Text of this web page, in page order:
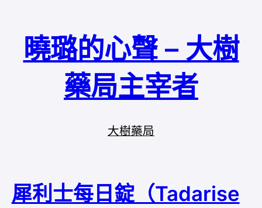
曉璐的心聲 – 大樹
藥局主宰者
大樹藥局
犀利士每日錠（Tadarise